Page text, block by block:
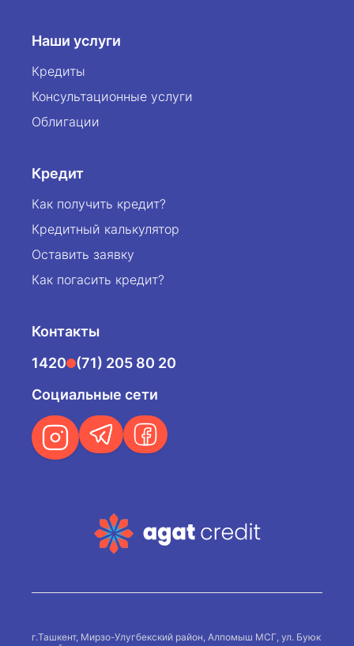
Наши услуги
Кредиты
Консультационные услуги
Облигации
Кредит
Как получить кредит?
Кредитный калькулятор
Оставить заявку
Как погасить кредит?
Контакты
1420
(71) 205 80 20
Социальные сети
г.Ташкент, Мирзо-Улугбекский район, Алпомыш МСГ, ул. Буюк